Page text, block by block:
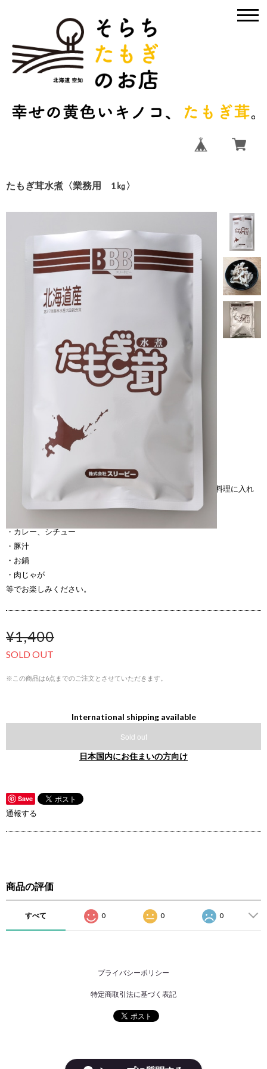
たもぎ茸水煮〈業務用 1㎏〉
北海道産の『そらちたもぎ』を水煮にしました。
常温保存、無添加で下処理いらず！封を開けたらそのままお料理に入れ
・カレー、シチュー
・豚汁
・お鍋
・肉じゃが
等でお楽しみください。
¥1,400
SOLD OUT
※この商品は6点までのご注文とさせていただきます。
International shipping available
Sold out
日本国内にお住まいの方向け
Save
通報する
商品の評価
すべて 0 0 0
プライバシーポリシー
特定商取引法に基づく表記